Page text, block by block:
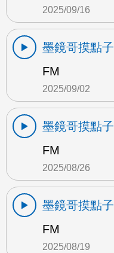
2025/09/16
墨鏡哥摸點子
FM
2025/09/02
墨鏡哥摸點子
FM
2025/08/26
墨鏡哥摸點子
FM
2025/08/19